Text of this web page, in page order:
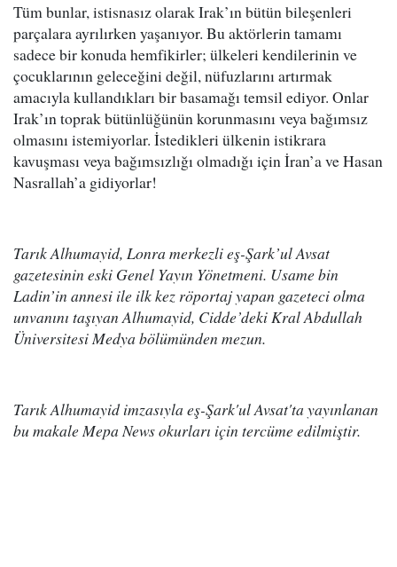
Tüm bunlar, istisnasız olarak Irak’ın bütün bileşenleri
parçalara ayrılırken yaşanıyor. Bu aktörlerin tamamı
sadece bir konuda hemfikirler; ülkeleri kendilerinin ve
çocuklarının geleceğini değil, nüfuzlarını artırmak
amacıyla kullandıkları bir basamağı temsil ediyor. Onlar
Irak’ın toprak bütünlüğünün korunmasını veya bağımsız
olmasını istemiyorlar. İstedikleri ülkenin istikrara
kavuşması veya bağımsızlığı olmadığı için İran’a ve Hasan
Nasrallah’a gidiyorlar!
Tarık Alhumayid, Lonra merkezli eş-Şark’ul Avsat
gazetesinin eski Genel Yayın Yönetmeni. Usame bin
Ladin’in annesi ile ilk kez röportaj yapan gazeteci olma
unvanını taşıyan Alhumayid, Cidde’deki Kral Abdullah
Üniversitesi Medya bölümünden mezun.
Tarık Alhumayid imzasıyla eş-Şark'ul Avsat'ta yayınlanan
bu makale Mepa News okurları için tercüme edilmiştir.